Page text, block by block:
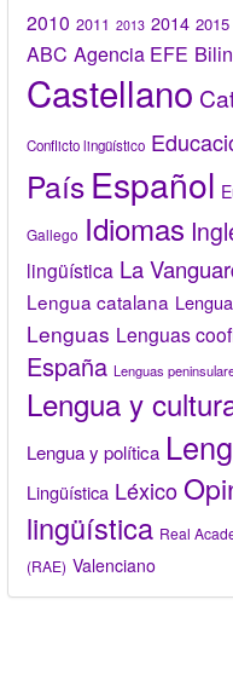
2010 2011 2013 2014 2015
ABC Agencia EFE
Castellano
Conflicto lingüístico
País Español
Gallego Idiomas
lingüística La
Lengua catalana
Lenguas Lenguas
España Lenguas
Lengua y
Lengua y política
Lingüística Léxico
lingüística Real
(RAE) Valenciano